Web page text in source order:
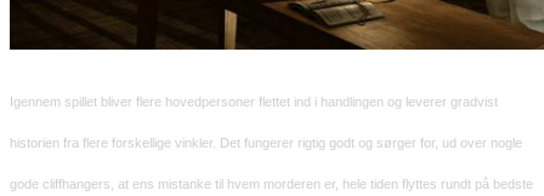
Igennem spillet bliver flere hovedpersoner flettet ind i handlingen og leverer gradvist
historien fra flere forskellige vinkler. Det fungerer rigtig godt og sørger for, ud over nogle
gode cliffhangers, at ens mistanke til hvem morderen er, hele tiden flyttes rundt på bedste